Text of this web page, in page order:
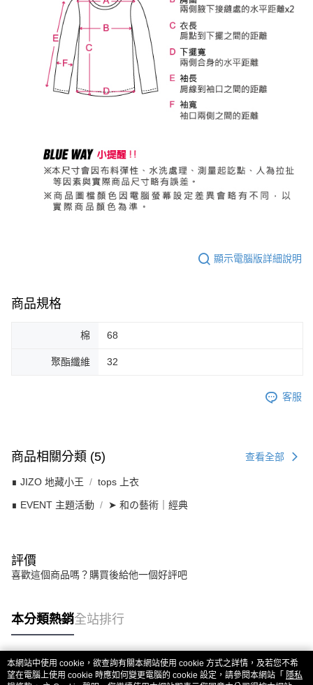
顯示電腦版詳細說明
商品規格
棉 68
聚酯纖維 32
客服
商品相關分類 (5) 查看全部
∎ JIZO 地藏小王 tops 上衣
∎ EVENT 主題活動 ➤ 和の藝術｜經典
評價
喜歡這個商品嗎？購買後給他一個好評吧
本分類熱銷全站排行
熱門標籤
本網站中使用 cookie，欲查詢有關本網站使用 cookie 方式之詳情，及若您不希
望在電腦上使用 cookie 時應如何變更電腦的 cookie 設定，請參閱本網站「 隱私